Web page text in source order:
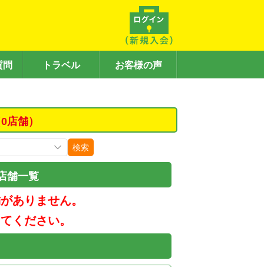
問 トラベル お客様の声
舗）
検索
舗一覧
ありません。
ください。